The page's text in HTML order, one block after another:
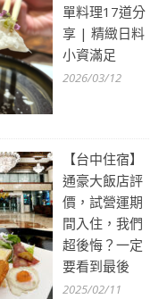
單料理17道分
享 | 精緻日料
小資滿足
2026/03/12
【台中住宿】
通豪大飯店評
價，試營運期
間入住，我們
超後悔？一定
要看到最後
2025/02/11